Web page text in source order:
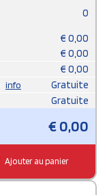
0
€ 0,00
€ 0,00
€ 0,00
info
Gratuite
Gratuite
€0,00
Ajouter au panier